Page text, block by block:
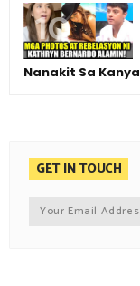
Nanakit Sa Kanya
GET IN TOUCH